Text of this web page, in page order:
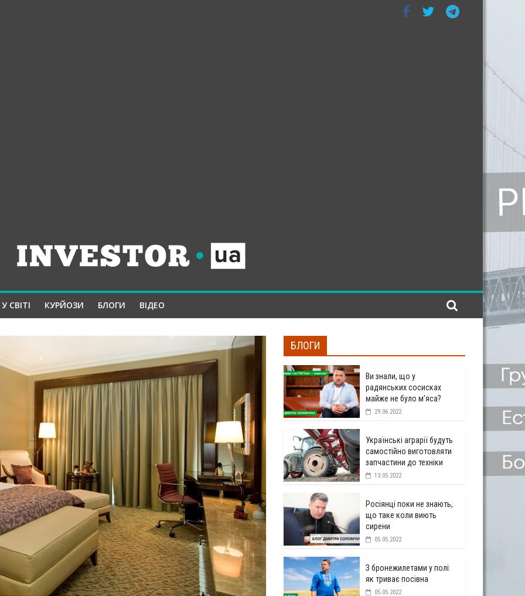
У СВІТІ КУРЙОЗИ БЛОГИ ВІДЕО
БЛОГИ
Ви знали, що у
радянських сосисках
майже не було м’яса?
29.06.2022
Українські аграрії будуть
самостійно виготовляти
запчастини до техніки
13.05.2022
Росіянці поки не знають,
що таке коли виють
сирени
05.05.2022
З бронежилетами у полі:
як триває посівна
05.05.2022